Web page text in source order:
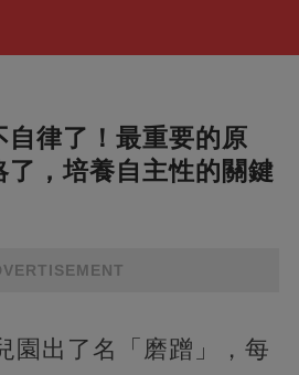
自律了！最重要的原
了，培養自主性的關鍵
園出了名「磨蹭」，每